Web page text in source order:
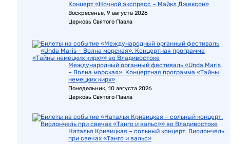
Концерт «Ночной экспресс – Майкл Джексон»
Воскресенье, 9 августа 2026
Церковь Святого Павла
Международный органный фестиваль «Unda Maris
– Волна морская». Концертная программа «Тайны
немецких кирх»
Понедельник, 10 августа 2026
Церковь Святого Павла
Наталья Кривицкая – сольный концерт. Виолончель
при свечах «Танго и вальс»